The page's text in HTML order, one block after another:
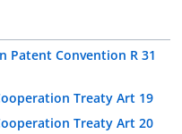
Patent Convention R 31
Treaty Art 19
Treaty Art 20